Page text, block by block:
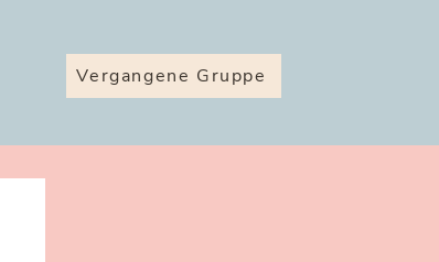
Vergangene Gruppe